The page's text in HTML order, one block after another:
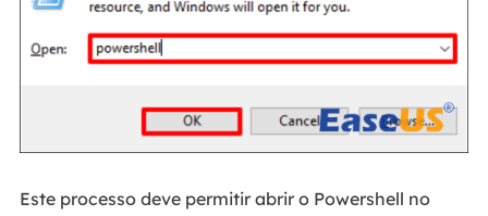
Este processo deve permitir abrir o Powershell no